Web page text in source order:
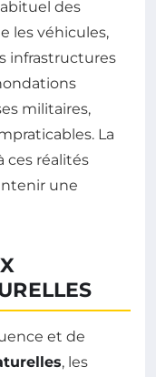
des
les véhicules,
infrastructures
militaires,
La
ces réalités
une
et de
, les